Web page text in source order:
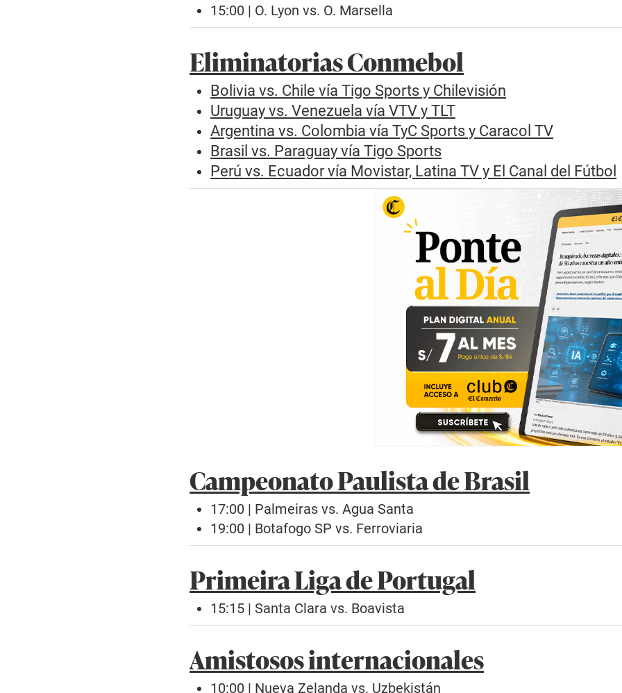
15:00 | O. Lyon vs. O. Marsella
Eliminatorias Conmebol
Bolivia vs. Chile vía Tigo Sports y Chilevisión
Uruguay vs. Venezuela vía VTV y TLT
Argentina vs. Colombia vía TyC Sports y Caracol TV
Brasil vs. Paraguay vía Tigo Sports
Perú vs. Ecuador vía Movistar, Latina TV y El Canal del Fútbol
Campeonato Paulista de Brasil
17:00 | Palmeiras vs. Agua Santa
19:00 | Botafogo SP vs. Ferroviaria
Primeira Liga de Portugal
15:15 | Santa Clara vs. Boavista
Amistosos internacionales
10:00 | Nueva Zelanda vs. Uzbekistán